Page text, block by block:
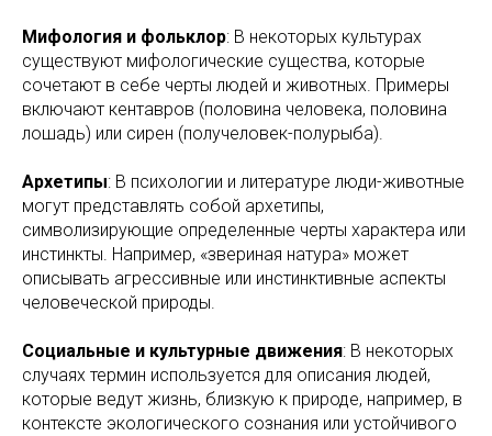
Мифология и фольклор: В некоторых культурах
существуют мифологические существа, которые
сочетают в себе черты людей и животных. Примеры
включают кентавров (половина человека, половина
лошадь) или сирен (получеловек-полурыба).
Архетипы: В психологии и литературе люди-животные
могут представлять собой архетипы,
символизирующие определенные черты характера или
инстинкты. Например, «звериная натура» может
описывать агрессивные или инстинктивные аспекты
человеческой природы.
Социальные и культурные движения: В некоторых
случаях термин используется для описания людей,
которые ведут жизнь, близкую к природе, например, в
контексте экологического сознания или устойчивого